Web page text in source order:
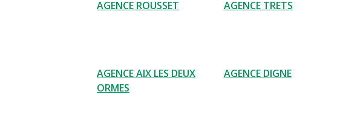
AGENCE ROUSSET AGENCE TRETS
AGENCE AIX LES DEUX
ORMES
AGENCE DIGNE